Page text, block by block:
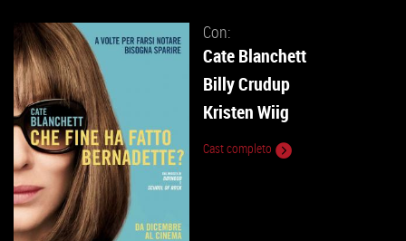
Con:
Cate Blanchett
Billy Crudup
Kristen Wiig
Cast completo